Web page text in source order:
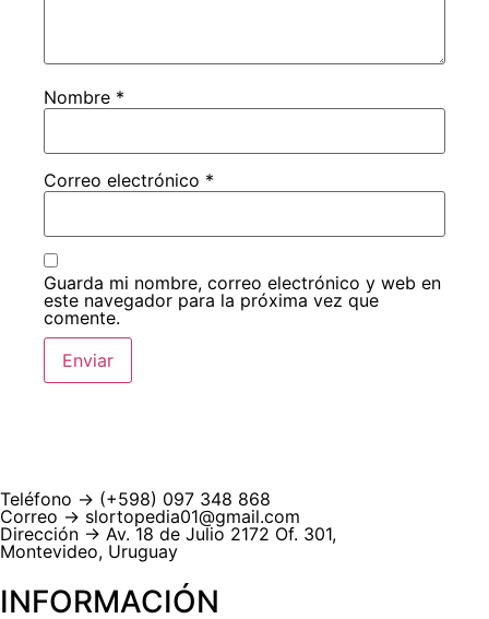
Nombre *
Correo electrónico *
Guarda mi nombre, correo electrónico y web en
este navegador para la próxima vez que
comente.
Teléfono → (+598) 097 348 868
Correo → slortopedia01@gmail.com
Dirección → Av. 18 de Julio 2172 Of. 301,
Montevideo, Uruguay
INFORMACIÓN